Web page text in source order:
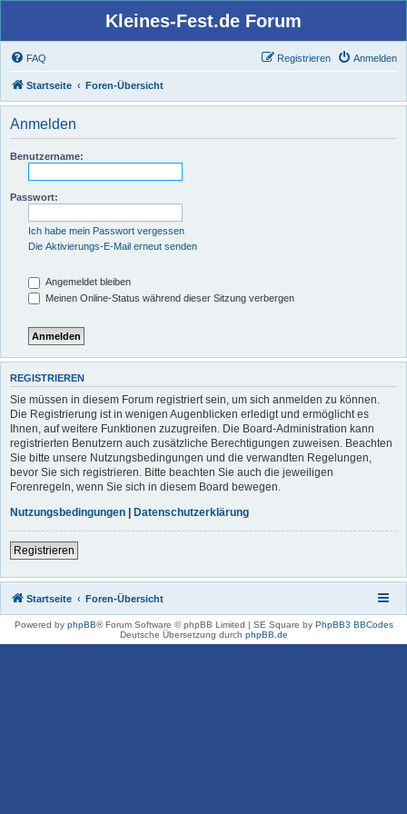
Kleines-Fest.de Forum
FAQ Anmelden
Registrieren
Startseite Foren-Übersicht
Anmelden
Benutzername:
Passwort:
Ich habe mein Passwort vergessen
Die Aktivierungs-E-Mail erneut senden
Angemeldet bleiben
Meinen Online-Status während dieser Sitzung verbergen
REGISTRIEREN
Sie müssen in diesem Forum registriert sein, um sich anmelden zu können.
Die Registrierung ist in wenigen Augenblicken erledigt und ermöglicht es
Ihnen, auf weitere Funktionen zuzugreifen. Die Board-Administration kann
registrierten Benutzern auch zusätzliche Berechtigungen zuweisen. Beachten
Sie bitte unsere Nutzungsbedingungen und die verwandten Regelungen,
bevor Sie sich registrieren. Bitte beachten Sie auch die jeweiligen
Forenregeln, wenn Sie sich in diesem Board bewegen.
Nutzungsbedingungen | Datenschutzerklärung
Registrieren
Startseite Foren-Übersicht
Powered by phpBB® Forum Software © phpBB Limited | SE Square by PhpBB3 BBCodes
Deutsche Übersetzung durch phpBB.de